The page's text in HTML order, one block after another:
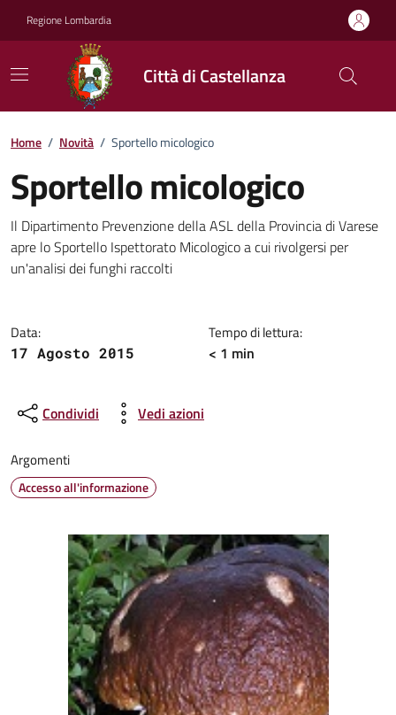
Regione Lombardia
Città di Castellanza
Home / Novità / Sportello micologico
Sportello micologico
Dettagli della notizia
Il Dipartimento Prevenzione della ASL della Provincia di Varese
apre lo Sportello Ispettorato Micologico a cui rivolgersi per
un'analisi dei funghi raccolti
Data:
17 Agosto 2015
Tempo di lettura:
< 1 min
Condividi Vedi azioni
Argomenti
Accesso all'informazione